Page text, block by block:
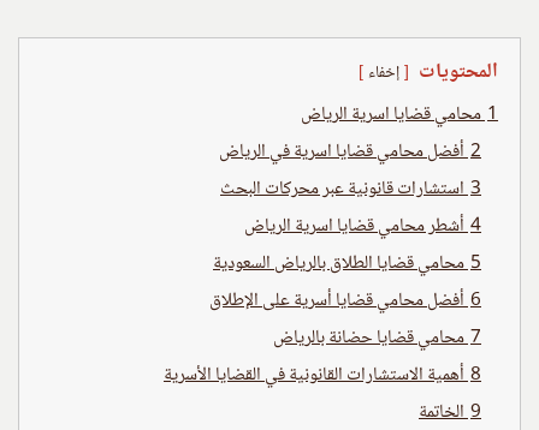
المحتويات إخفاء
1محامي قضايا اسرية الرياض
2أفضل محامي قضايا اسرية في الرياض
3استشارات قانونية عبر محركات البحث
4أشطر محامي قضايا اسرية الرياض
5محامي قضايا الطلاق بالرياض السعودية
6أفضل محامي قضايا أسرية على الإطلاق
7محامي قضايا حضانة بالرياض
8أهمية الاستشارات القانونية في القضايا الأسرية
9الخاتمة